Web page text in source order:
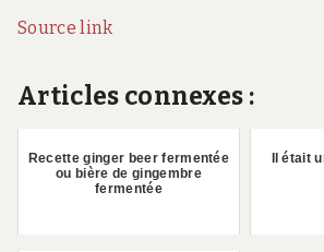
Source link
Articles connexes :
Recette ginger beer fermentée
ou bière de gingembre
fermentée
Il était